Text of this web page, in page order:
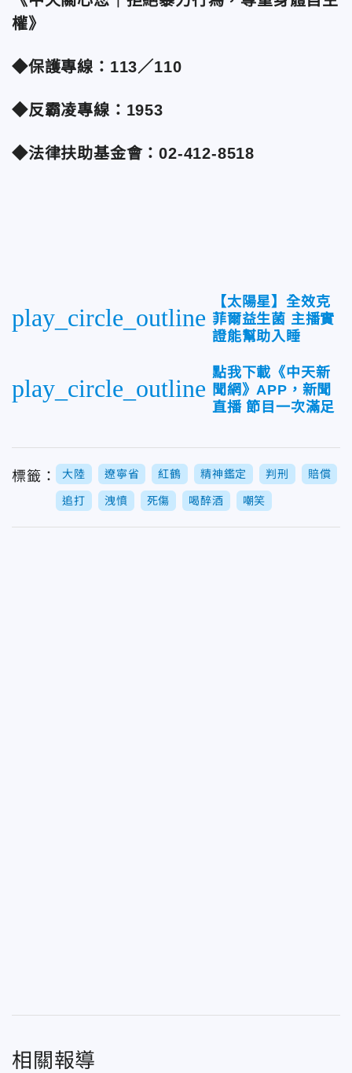
權》
◆保護專線：113／110
◆反霸凌專線：1953
◆法律扶助基金會：02-412-8518
play_circle_outline
【太陽星】全效克
菲爾益生菌 主播實
證能幫助入睡
play_circle_outline
點我下載《中天新
聞網》APP，新聞
直播 節目一次滿足
標籤： 大陸 遼寧省 紅鶴 精神鑑定 判刑 賠償
追打 洩憤 死傷 喝醉酒 嘲笑
相關報導